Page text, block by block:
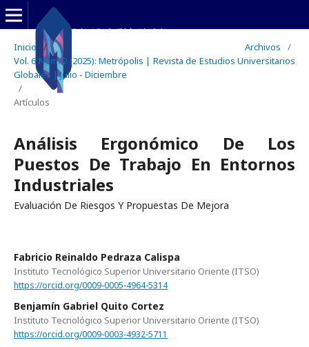
Inicio / Archivos
/
Vol. 6 Núm. 2 (2025): Metrópolis | Revista de Estudios Universitarios
Globales | Julio - Diciembre
/
Artículos
Análisis Ergonómico De Los
Puestos De Trabajo En Entornos
Industriales
Evaluación De Riesgos Y Propuestas De Mejora
Fabricio Reinaldo Pedraza Calispa
Instituto Tecnológico Superior Universitario Oriente (ITSO)
https://orcid.org/0009-0005-4964-5314
Benjamín Gabriel Quito Cortez
Instituto Tecnológico Superior Universitario Oriente (ITSO)
https://orcid.org/0009-0003-4932-5711